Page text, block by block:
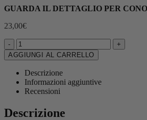
GUARDA IL DETTAGLIO PER
23,00€
-
+
AGGIUNGI AL CARRELLO
Descrizione
Informazioni aggiuntive
Recensioni
Descrizione